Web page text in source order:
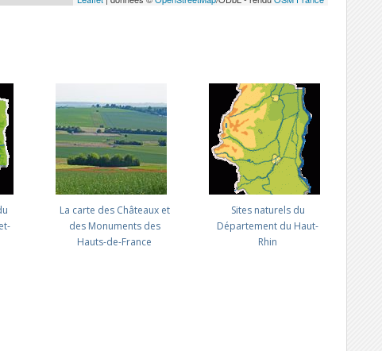
La carte des Châteaux et
des Monuments des
Hauts-de-France
Sites naturels du
Département du Haut-
Rhin